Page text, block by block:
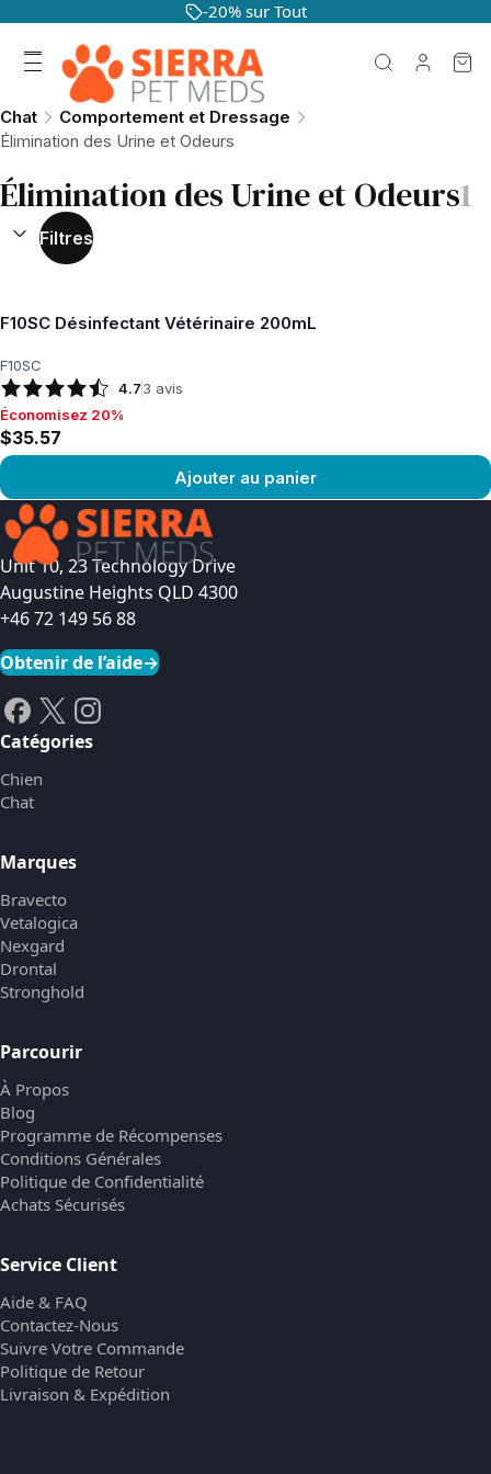
-20% sur Tout
Chat
Comportement et Dressage
Élimination des Urine et Odeurs
Élimination des Urine et Odeurs1
TRIER PAR :
Filtres
F10SC Désinfectant Vétérinaire 200mL
F10SC
4.73 avis
Économisez 20%, $35.57
Économisez 20%
$35.57
Ajouter au panier
Voir le produit
Unit 10, 23 Technology Drive
Augustine Heights QLD 4300
+46 72 149 56 88
Obtenir de l’aide→
Catégories
Chien
Chat
Marques
Bravecto
Vetalogica
Nexgard
Drontal
Stronghold
Parcourir
À Propos
Blog
Programme de Récompenses
Conditions Générales
Politique de Confidentialité
Achats Sécurisés
Service Client
Aide & FAQ
Contactez-Nous
Suivre Votre Commande
Politique de Retour
Livraison & Expédition